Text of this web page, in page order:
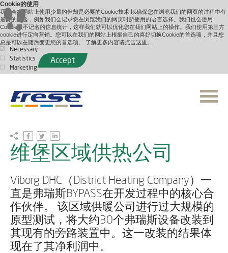
Cookie的使用
我们会在网站上使用少量的但却是必要的Cookie技术,以确保您在浏览我们的网页的过程中有
最好的体验，例如我们会记录您在浏览我们的网页时所使用的语言选择。我们也会使用
Cookie做不记名的信息统计，这样我们就可以优化您在我们网站上的操作。我们使用第三方
cookie进行定向营销。您可以在我们的网站上根据自己的喜好切换Cookie的首选项，并且您
总是可以在随后变更您的首选项。 了解更多内容请点击这里。
Necessary
Statistics
Marketing
Accept
维堡区域供热公司
Viborg DHC（District Heating Company）一
直是弗瑞斯BYPASS在开发过程中的核心合
作伙伴。 该区域供暖公司进行过大规模的
原型测试，将大约30个弗瑞斯设备改装到
其现有的旁路装置中。这一改装的结果体
现在了其净利润中。